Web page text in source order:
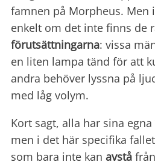
famnen på Morpheus. Men
enkelt om det inte finns de
förutsättningarna: vissa
en liten lampa tänd för att
andra behöver lyssna på
med låg volym.
Kort sagt, alla har sina egna
men i det här specifika
som bara inte kan avstå